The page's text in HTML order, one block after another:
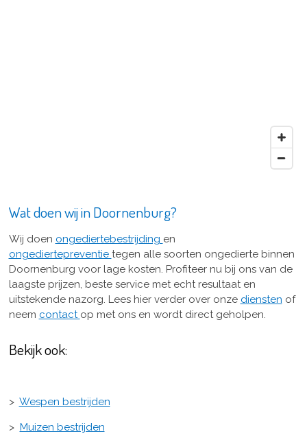
Wat doen wij in Doornenburg?
Wij doen ongediertebestrijding en
ongediertepreventie tegen alle soorten ongedierte binnen
Doornenburg voor lage kosten. Profiteer nu bij ons van de
laagste prijzen, beste service met echt resultaat en
uitstekende nazorg. Lees hier verder over onze diensten of
neem contact op met ons en wordt direct geholpen.
Bekijk ook:
> Wespen bestrijden
> Muizen bestrijden